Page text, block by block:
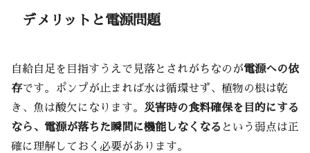
デメリットと電源問題
自給自足を目指すうえで見落とされがちなのが電源への依
存です。ポンプが止まれば水は循環せず、植物の根は乾
き、魚は酸欠になります。
災害時の食料確保を目的にする
なら、電源が落ちた瞬間に機能しなくなる という弱点は正
確に理解しておく必要があります。